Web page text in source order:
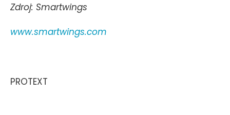
Zdroj: Smartwings
www.smartwings.com
PROTEXT